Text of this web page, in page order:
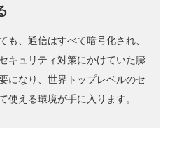
も、通信はすべて暗号化され、
キュリティ対策にかけていた膨
になり、世界トップレベルのセ
使える環境が手に入ります。